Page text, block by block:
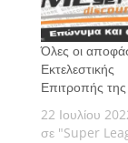
Όλες οι
Εκτελεστικής
Επιτροπής
22 Ιουλίου
σε "Super